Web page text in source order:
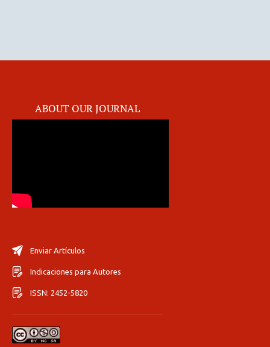
ABOUT OUR JOURNAL
Enviar Artículos
Indicaciones para Autores
ISSN: 2452-5820